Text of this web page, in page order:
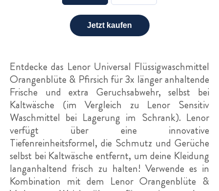
Jetzt kaufen
Produktinformationen
Entdecke das Lenor Universal Flüssigwaschmittel
Orangenblüte & Pfirsich für 3x länger anhaltende
Frische und extra Geruchsabwehr, selbst bei
Kaltwäsche (im Vergleich zu Lenor Sensitiv
Waschmittel bei Lagerung im Schrank). Lenor
verfügt über eine innovative
Tiefenreinheitsformel, die Schmutz und Gerüche
selbst bei Kaltwäsche entfernt, um deine Kleidung
langanhaltend frisch zu halten! Verwende es in
Kombination mit dem Lenor Orangenblüte &